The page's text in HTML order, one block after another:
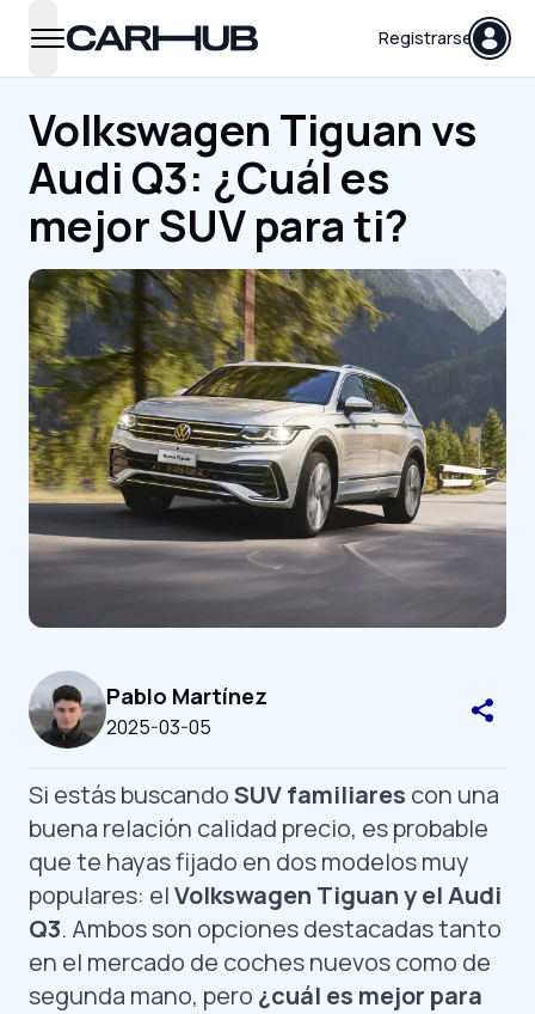
open navigation menu
Carhub Registrarse
Volkswagen Tiguan vs
Audi Q3: ¿Cuál es
mejor SUV para ti?
Pablo Martínez
2025-03-05
Si estás buscandoSUV familiares con una
buena relación calidad precio, es probable
que te hayas fijado en dos modelos muy
populares: elVolkswagen Tiguan y el Audi
Q3. Ambos son opciones destacadas tanto
en el mercado de coches nuevos como de
segunda mano, pero ¿cuál es mejor para